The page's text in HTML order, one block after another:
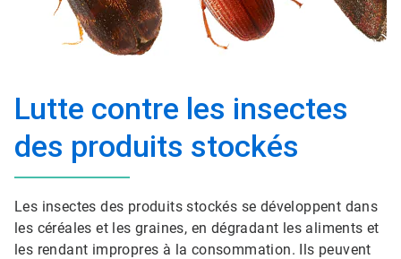
Lutte contre les insectes
des produits stockés
Les insectes des produits stockés se développent dans
les céréales et les graines, en dégradant les aliments et
les rendant impropres à la consommation. Ils peuvent